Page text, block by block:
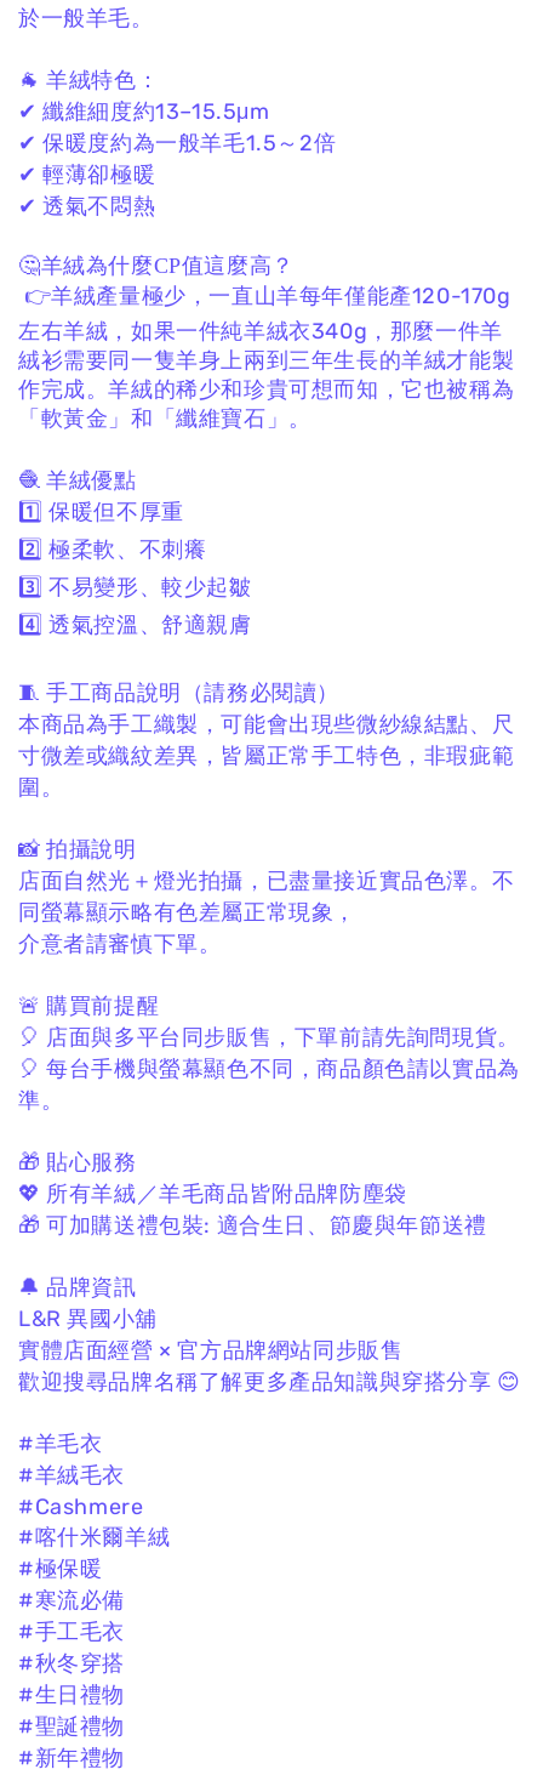
於一般羊毛。
🐐 羊絨特色：
✔ 纖維細度約13–15.5μm
✔ 保暖度約為一般羊毛1.5～2倍
✔ 輕薄卻極暖
✔ 透氣不悶熱
🤔羊絨為什麼CP值這麼高？
👉羊絨產量極少，一直山羊每年僅能產120-170g
左右羊絨，如果一件純羊絨衣340g，那麼一件羊
絨衫需要同一隻羊身上兩到三年生長的羊絨才能製
作完成。羊絨的稀少和珍貴可想而知，它也被稱為
「軟黃金」和「纖維寶石」。
🧶 羊絨優點
1️⃣ 保暖但不厚重
2️⃣ 極柔軟、不刺癢
3️⃣ 不易變形、較少起皺
4️⃣ 透氣控溫、舒適親膚
🧵 手工商品說明（請務必閱讀）
本商品為手工織製，可能會出現些微紗線結點、
尺
寸微差或織紋差異， 皆屬正常手工特色，非瑕疵範
圍。
📸 拍攝說明
店面自然光＋燈光拍攝， 已盡量接近實品色澤。 不
同螢幕顯示略有色差屬正常現象，
介意者請審慎下單。
🚨 購買前提醒
🎈 店面與多平台同步販售， 下單前請先詢問現貨。
🎈 每台手機與螢幕顯色不同，商品顏色請以實品為
準。
🎁 貼心服務
💖 所有羊絨／羊毛商品皆附品牌防塵袋
🎁 可加購送禮包裝: 適合生日、節慶與年節送禮
🔔 品牌資訊
L&R 異國小舖
實體店面經營 × 官方品牌網站同步販售
歡迎搜尋品牌名稱了解更多產品知識與穿搭分享 😊
#羊毛衣
#羊絨毛衣
#Cashmere
#喀什米爾羊絨
#極保暖
#寒流必備
#手工毛衣
#秋冬穿搭
#生日禮物
#聖誕禮物
#新年禮物